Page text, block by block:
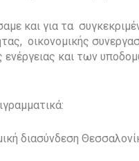
και για τα
οικονομικής
και των
διασύνδεση